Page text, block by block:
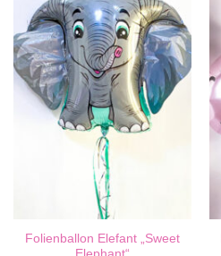
Folienballon Elefant „Sweet